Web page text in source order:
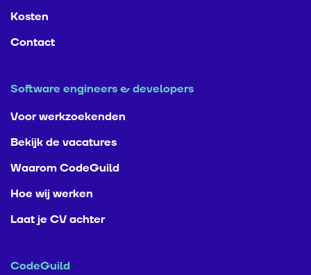
Kosten
Contact
Software engineers & developers
Voor werkzoekenden
Bekijk de vacatures
Waarom CodeGuild
Hoe wij werken
Laat je CV achter
CodeGuild